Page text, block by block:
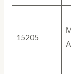
15205